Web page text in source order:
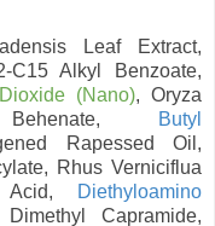
Leaf Extract,
C15 Alkyl Benzoate,
(Nano), Oryza
Butyl
Rapessed Oil,
Rhus Verniciflua
Acid,
Diethyloamino
Capramide,